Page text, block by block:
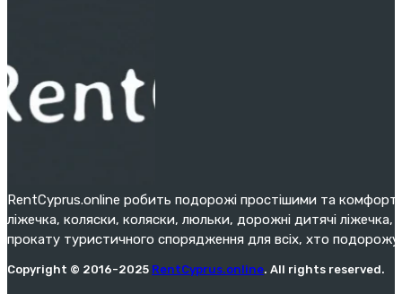
RentCyprus.online робить подорожі простішими та
ліжечка, коляски, коляски, люльки, дорожні дитячі ліжечка,
прокату туристичного спорядження для всіх, хто
Copyright © 2016-2025 RentCyprus.online. All rights reserved.